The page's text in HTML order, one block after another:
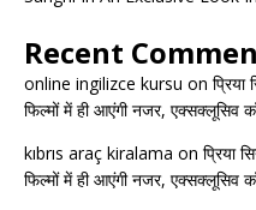
Recent
online ingilizce kursu on प्रिया
फिल्मों में ही आएंगी नजर, एक्सक्लूसिव
kıbrıs araç kiralama on प्रिया
फिल्मों में ही आएंगी नजर, एक्सक्लूसिव